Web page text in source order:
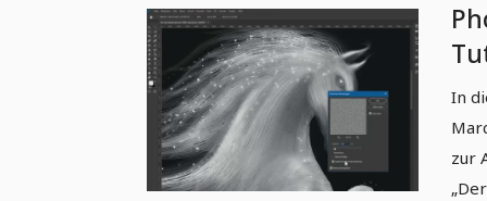
–
In
zur